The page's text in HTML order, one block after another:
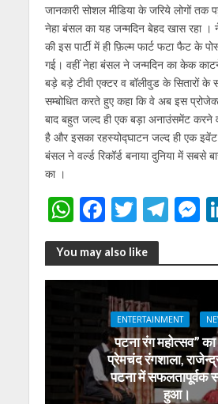
जानकारी सोशल मीडिया के जरिये लोगों तक
नेहा बंसल का यह जन्मदिन बेहद खास रहा ।
की इस पार्टी में ही फ़िल्म फार्ट फटा फैट के
गई। वहीं नेहा बंसल ने जन्मदिन का केक
बड़े बड़े टीवी एक्टर व बॉलीवुड के सितारों के
सम्बोधित करते हुए कहा कि वे अब इस
बाद बहुत जल्द ही एक बड़ा अनाउंसमेंट करने
है और इसका रहस्योद्घाटन जल्द ही एक इवेंट
बंसल ने वर्ल्ड रिकॉर्ड बनाया दुनिया में सबसे
का ।
W
h
at
s
p
F
ac
e
b
o
o
k
T
w
itt
er
T
e
gr
a
m
e
n
g
You may also like
ENTERTAINMENT
पटना रंग महोत्सव”
प्रेमचंद रंगशाला,
पटना में सफलतापूर्वक
हुआ।